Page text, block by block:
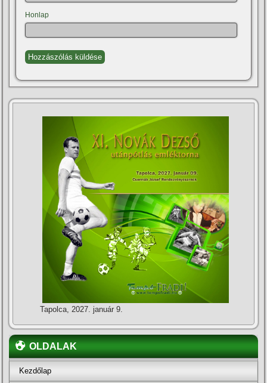
Honlap
Tapolca, 2027. január 9.
OLDALAK
Kezdőlap